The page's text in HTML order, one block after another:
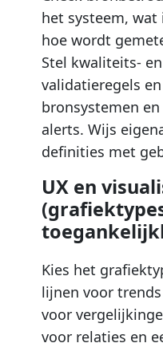
het systeem,
hoe wordt
Stel kwaliteits- en
validatieregels
bronsystemen
alerts. Wijs
definities met
UX en
Kies het
lijnen voor
voor
voor relaties en